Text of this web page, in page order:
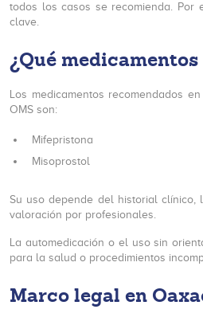
todos los casos se recomienda. Por
clave.
¿Qué medicamentos
Los medicamentos recomendados
OMS son:
Mifepristona
Misoprostol
Su uso depende del historial clínico,
valoración por profesionales.
La automedicación o el uso sin
para la salud o procedimientos
Marco legal en